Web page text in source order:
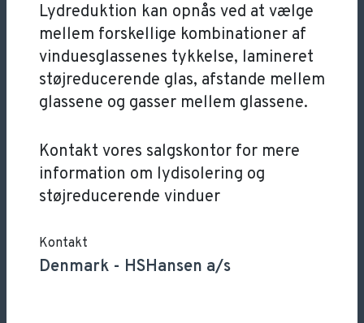
Lydreduktion kan opnås ved at vælge
mellem forskellige kombinationer af
vinduesglassenes tykkelse, lamineret
støjreducerende glas, afstande mellem
glassene og gasser mellem glassene.
Kontakt vores salgskontor for mere
information om lydisolering og
støjreducerende vinduer
Kontakt
Denmark - HSHansen a/s